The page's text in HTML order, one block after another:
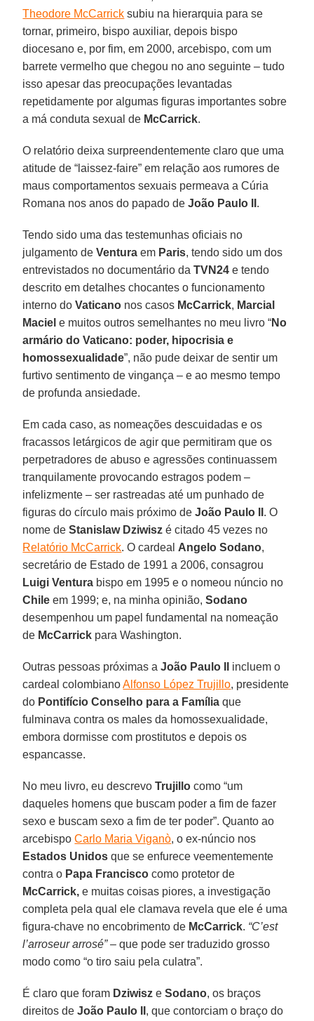
Theodore McCarrick subiu na hierarquia para se
tornar, primeiro, bispo auxiliar, depois bispo
diocesano e, por fim, em 2000, arcebispo, com um
barrete vermelho que chegou no ano seguinte – tudo
isso apesar das preocupações levantadas
repetidamente por algumas figuras importantes sobre
a má conduta sexual de McCarrick.
O relatório deixa surpreendentemente claro que uma
atitude de “laissez-faire” em relação aos rumores de
maus comportamentos sexuais permeava a Cúria
Romana nos anos do papado deJoão Paulo II .
Tendo sido uma das testemunhas oficiais no
julgamento deVentura em Paris, tendo sido um dos
entrevistados no documentário daTVN24 e tendo
descrito em detalhes chocantes o funcionamento
interno doVaticano nos casos McCarrick, Marcial
Maciel e muitos outros semelhantes no meu livro “No
armário do Vaticano: poder, hipocrisia e
homossexualidade”, não pude deixar de sentir um
furtivo sentimento de vingança – e ao mesmo tempo
de profunda ansiedade.
Em cada caso, as nomeações descuidadas e os
fracassos letárgicos de agir que permitiram que os
perpetradores de abuso e agressões continuassem
tranquilamente provocando estragos podem –
infelizmente – ser rastreadas até um punhado de
figuras do círculo mais próximo deJoão Paulo II . O
nome deStanislaw Dziwisz é citado 45 vezes no
Relatório McCarrick. O cardeal Angelo Sodano,
secretário de Estado de 1991 a 2006, consagrou
Luigi Ventura bispo em 1995 e o nomeou núncio no
Chile em 1999; e, na minha opinião,Sodano
desempenhou um papel fundamental na nomeação
de McCarrick para Washington.
Outras pessoas próximas aJoão Paulo II
incluem o
cardeal colombianoAlfonso López Trujillo, presidente
do Pontifício Conselho para a Família que
fulminava contra os males da homossexualidade,
embora dormisse com prostitutos e depois os
espancasse.
No meu livro, eu descrevoTrujillo como “um
daqueles homens que buscam poder a fim de fazer
sexo e buscam sexo a fim de ter poder”. Quanto ao
arcebispoCarlo Maria Viganò, o ex-núncio nos
Estados Unidos que se enfurece veementemente
contra o Papa Francisco como protetor de
McCarrick, e muitas coisas piores, a investigação
completa pela qual ele clamava revela que ele é uma
figura-chave no encobrimento de McCarrick. “C’est
l’arroseur arrosé”– que pode ser traduzido grosso
modo como “o tiro saiu pela culatra”.
É claro que foram Dziwisz eSodano, os braços
direitos deJoão Paulo II , que contorciam o braço do